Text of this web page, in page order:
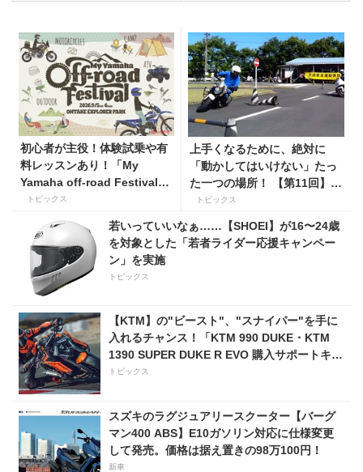
初心者が主役！体験試乗や有
料レッスンあり！「My
Yamaha off-road Festival」
を9月5日・6日にオンタケエ
施！
トピックス
上手くなるために、絶対に
「動かしてはいけない」たっ
た一つの場所！ 【第11回】現
役二輪教習指導員YouTuber
ばくのライテク講座
トピックス
若いっていいなぁ……【SHOEI】が16〜24歳
を対象とした「若者ライダー応援キャンペー
ン」を実施
トピックス
【KTM】の"ビースト"、"スナイパー"を手に
入れるチャンス！「KTM 990 DUKE・KTM
1390 SUPER DUKE R EVO 購入サポートキャ
ンペーン」
トピックス
スズキのラグジュアリースクーター【バーグ
マン400 ABS】E10ガソリン対応に仕様変更
して発売。価格は据え置きの98万100円！
新車